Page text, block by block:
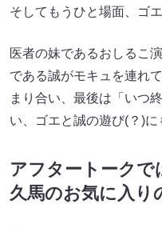
そしてもうひと場面、ゴ
医者の妹であるおしるこ
である誠がモキュを連れ
まり合い、最後は「いつ
い、ゴエと誠の遊び(？)に
アフタートークで
久馬のお気に入